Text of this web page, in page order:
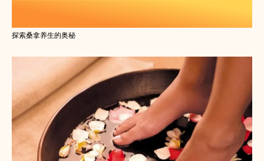
休闲生活养生知识
探索桑拿养生的奥秘